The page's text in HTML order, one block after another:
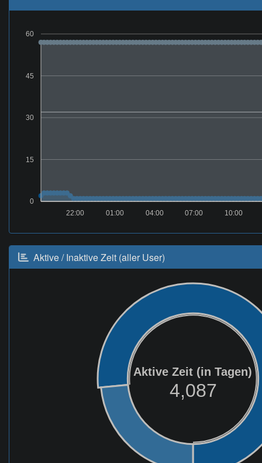
0
15
30
45
60
10:00
07:00
04:00
01:00
22:00
Aktive / Inaktive Zeit (aller User)
Aktive Zeit (in Tagen)
4,087